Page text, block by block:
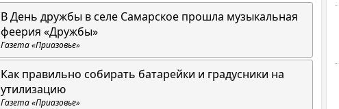
В День дружбы в селе Самарское прошла музыкальная
феерия «Дружбы»
Газета «Приазовье»
Как правильно собирать батарейки и градусники на
утилизацию
Газета «Приазовье»